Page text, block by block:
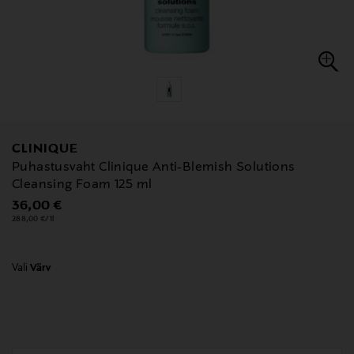
CLINIQUE
Puhastusvaht Clinique Anti-Blemish Solutions
Cleansing Foam 125 ml
Original Price
36,00 €
288,00 €/1l
Vali Värv